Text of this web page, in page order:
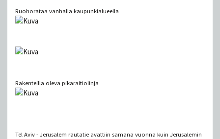
Ruohorataa vanhalla kaupunkialueella
Rakenteilla oleva pikaraitiolinja
Tel Aviv - Jerusalem rautatie avattiin samana vuonna kuin Jerusalemin